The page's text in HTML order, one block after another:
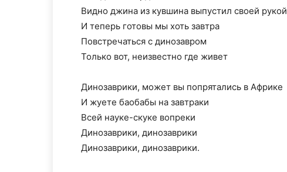
Видно джина из кувшина выпустил своей рукой
И теперь готовы мы хоть завтра
Повстречаться с динозавром
Только вот, неизвестно где живет
Динозаврики, может вы попрятались в Африке
И жуете баобабы на завтраки
Всей науке-скуке вопреки
Динозаврики, динозаврики
Динозаврики, динозаврики.